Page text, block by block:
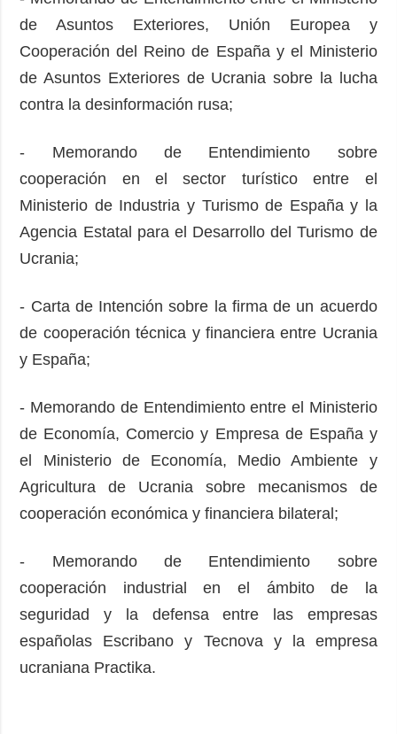
de Asuntos Exteriores, Unión Europea y
Cooperación del Reino de España y el Ministerio
de Asuntos Exteriores de Ucrania sobre la lucha
contra la desinformación rusa;
- Memorando de Entendimiento sobre
cooperación en el sector turístico entre el
Ministerio de Industria y Turismo de España y la
Agencia Estatal para el Desarrollo del Turismo de
Ucrania;
- Carta de Intención sobre la firma de un acuerdo
de cooperación técnica y financiera entre Ucrania
y España;
- Memorando de Entendimiento entre el Ministerio
de Economía, Comercio y Empresa de España y
el Ministerio de Economía, Medio Ambiente y
Agricultura de Ucrania sobre mecanismos de
cooperación económica y financiera bilateral;
- Memorando de Entendimiento sobre
cooperación industrial en el ámbito de la
seguridad y la defensa entre las empresas
españolas Escribano y Tecnova y la empresa
ucraniana Practika.